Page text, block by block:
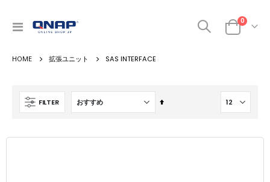
ナ
呼
カート
0商品
拡張ユニット SAS INTERFACE
FILTER
降